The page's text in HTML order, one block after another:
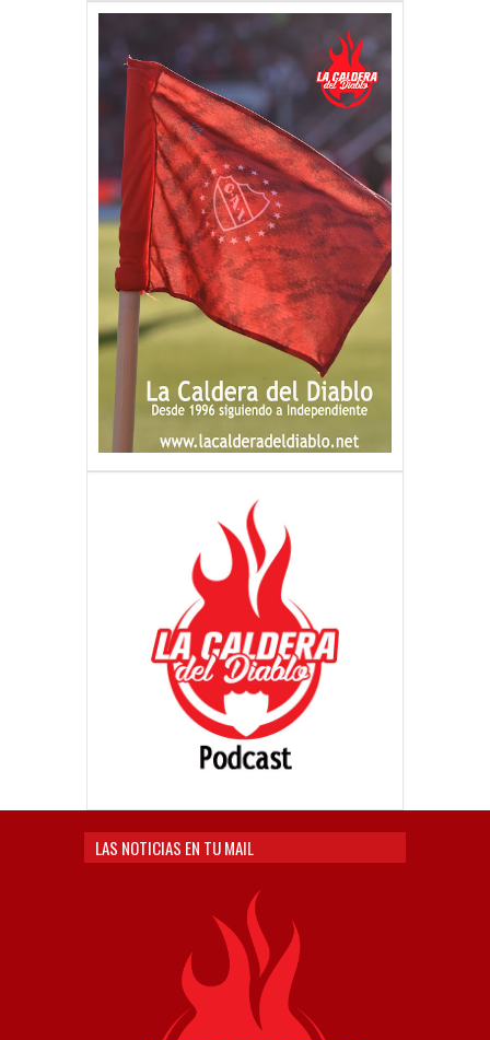
LAS NOTICIAS EN TU MAIL